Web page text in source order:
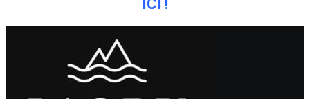
ICI !